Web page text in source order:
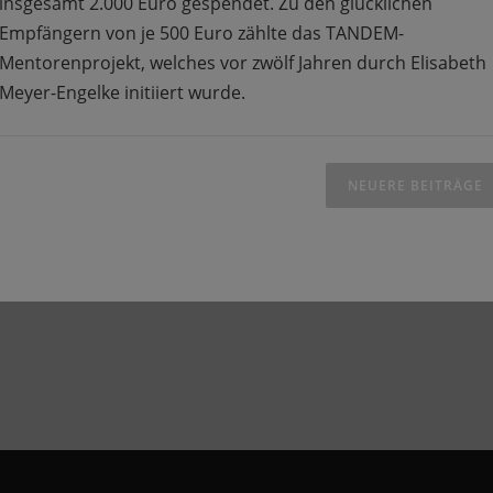
Empfängern von je 500 Euro zählte das TANDEM-
Mentorenprojekt, welches vor zwölf Jahren durch Elisabeth
Meyer-Engelke initiiert wurde.
NEUERE BEITRÄGE